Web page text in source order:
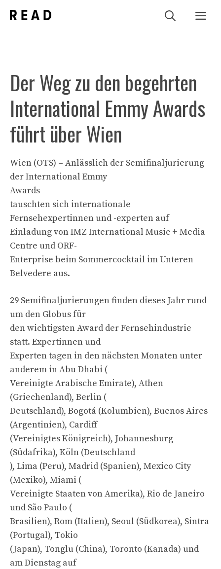
Inhalt
Der Weg zu den begehrten
International Emmy Awards
führt über Wien
Wien (OTS) – Anlässlich der Semifinaljurierung
der International Emmy
Awards
tauschten sich internationale
Fernsehexpertinnen und -experten auf
Einladung von IMZ International Music + Media
Centre und ORF-
Enterprise beim Sommercocktail im Unteren
Belvedere aus.
29 Semifinaljurierungen finden dieses Jahr rund
um den Globus für
den wichtigsten Award der Fernsehindustrie
statt. Expertinnen und
Experten tagen in den nächsten Monaten unter
anderem in Abu Dhabi (
Vereinigte Arabische Emirate), Athen
(Griechenland), Berlin (
Deutschland), Bogotá (Kolumbien), Buenos Aires
(Argentinien), Cardiff
(Vereinigtes Königreich), Johannesburg
(Südafrika), Köln (Deutschland
), Lima (Peru), Madrid (Spanien), Mexico City
(Mexiko), Miami (
Vereinigte Staaten von Amerika), Rio de Janeiro
und São Paulo (
Brasilien), Rom (Italien), Seoul (Südkorea), Sintra
(Portugal), Tokio
(Japan), Tonglu (China), Toronto (Kanada) und
am Dienstag auf